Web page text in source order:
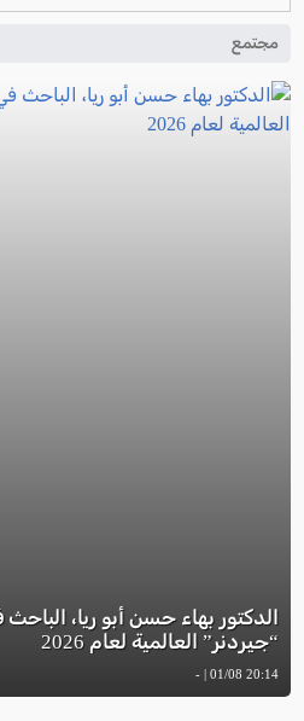
ترتيب
مجتمع
الدكتور بهاء حسن أبو ريا، الباحث
“جيردنر” العالمية لعام 2026
20:14 01/08 | -